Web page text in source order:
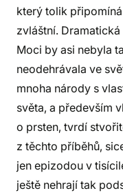
který tolik
zvláštní.
Moci by asi nebyla
neodehrávala ve
mnoha národy s
světa, a především
o prsten, tvrdí
z těchto příběhů,
jen epizodou v
ještě nehrají tak